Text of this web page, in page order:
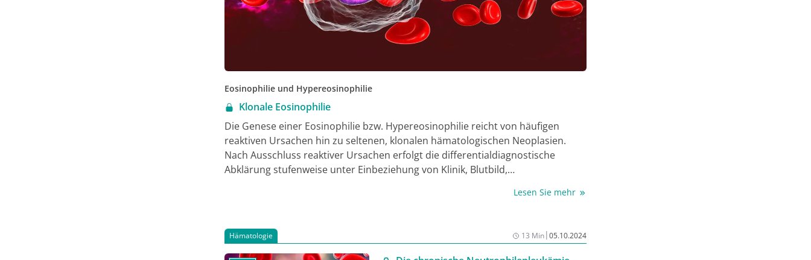
Eosinophilie und Hypereosinophilie
Klonale Eosinophilie
Die Genese einer Eosinophilie bzw. Hypereosinophilie reicht von häufigen
reaktiven Ursachen hin zu seltenen, klonalen hämatologischen Neoplasien.
Nach Ausschluss reaktiver Ursachen erfolgt die differentialdiagnostische
Abklärung stufenweise unter Einbeziehung von Klinik, Blutbild,
Molekulargenetik. Zu den wichtigsten klonalen Entitäten zählen die
Fusionsgenen (MLN-TK), die chronische Eosinophilenleukämie (CEL) und die
systemische Mastozytose (SM). Der Nachweis eines Fusionsgens ist
therapeutisch entscheidend:PDGFRA - undPDGFRB-rearrangierte Neoplasien
Lesen Sie mehr
Hämatologie 13 Min|05.10.2024